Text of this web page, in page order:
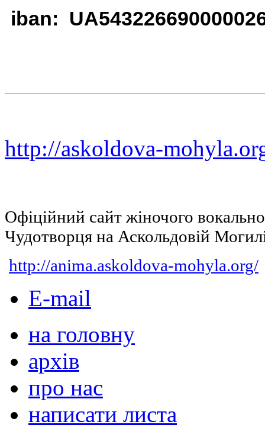
iban:
http://askoldova-
Офіційний сайт жіночого
Чудотворця на Аскольдовій
http://anima.askoldova-mohyla.org/
E-mail
на головну
архів
про нас
написати листа